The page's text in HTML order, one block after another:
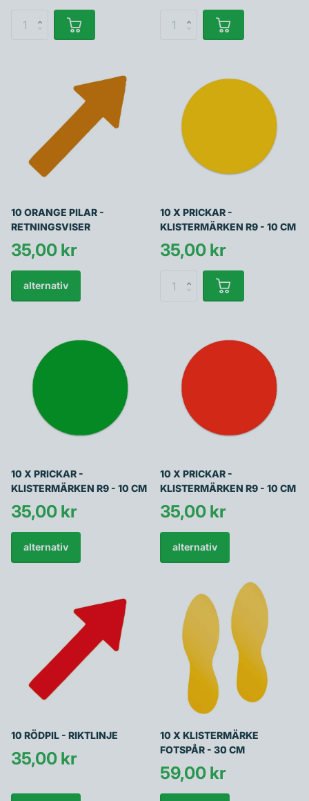
10 ORANGE PILAR -
RETNINGSVISER
35,00 kr
alternativ
10 X PRICKAR -
KLISTERMÄRKEN R9 - 10 CM
35,00 kr
10 X PRICKAR -
KLISTERMÄRKEN R9 - 10 CM
35,00 kr
alternativ
10 X PRICKAR -
KLISTERMÄRKEN R9 - 10 CM
35,00 kr
alternativ
10 RÖDPIL - RIKTLINJE
35,00 kr
10 X KLISTERMÄRKE
FOTSPÅR - 30 CM
59,00 kr